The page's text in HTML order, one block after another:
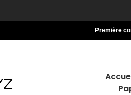
Première